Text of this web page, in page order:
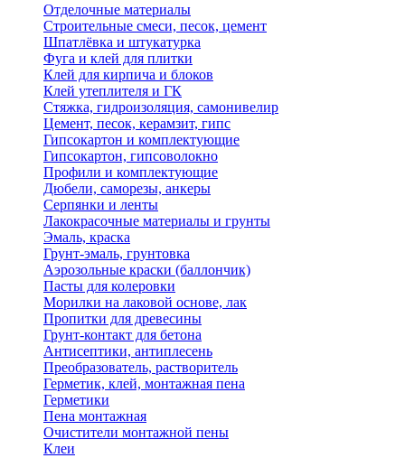
Отделочные материалы
Строительные смеси, песок, цемент
Шпатлёвка и штукатурка
Фуга и клей для плитки
Клей для кирпича и блоков
Клей утеплителя и ГК
Стяжка, гидроизоляция, самонивелир
Цемент, песок, керамзит, гипс
Гипсокартон и комплектующие
Гипсокартон, гипсоволокно
Профили и комплектующие
Дюбели, саморезы, анкеры
Серпянки и ленты
Лакокрасочные материалы и грунты
Эмаль, краска
Грунт-эмаль, грунтовка
Аэрозольные краски (баллончик)
Пасты для колеровки
Морилки на лаковой основе, лак
Пропитки для древесины
Грунт-контакт для бетона
Антисептики, антиплесень
Преобразователь, растворитель
Герметик, клей, монтажная пена
Герметики
Пена монтажная
Очистители монтажной пены
Клеи